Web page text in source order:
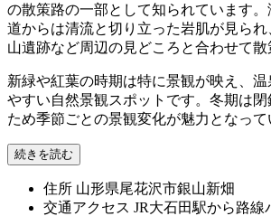
の散策路の一部として知られています
道からは清流と切り立った岩肌が見ら
山遺跡など周辺の見どころと合わせて散
新緑や紅葉の時期は特に景観が映え、
やすい自然景観スポットです。冬期は
ため季節ごとの景観変化が魅力となって
続きを読む
住所 山形県尾花沢市銀山新畑
交通アクセス JR大石田駅から路線